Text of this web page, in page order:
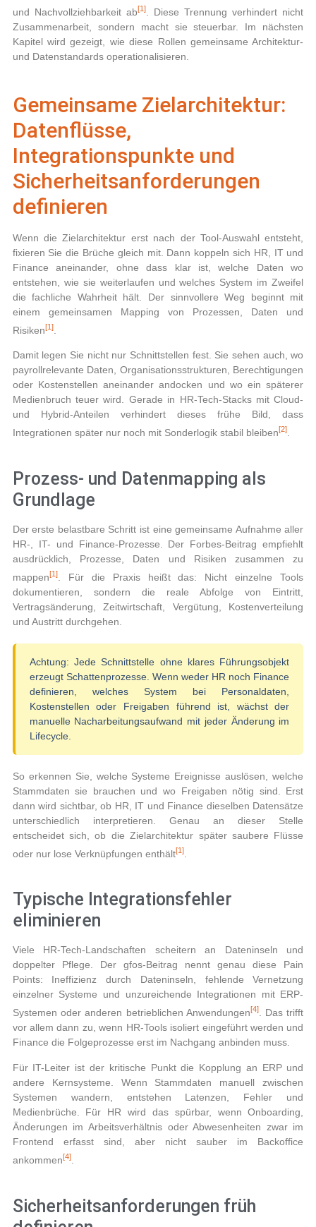
und Nachvollziehbarkeit ab[1]. Diese Trennung verhindert nicht
Zusammenarbeit, sondern macht sie steuerbar. Im nächsten
Kapitel wird gezeigt, wie diese Rollen gemeinsame Architektur-
und Datenstandards operationalisieren.
Gemeinsame Zielarchitektur:
Datenflüsse,
Integrationspunkte und
Sicherheitsanforderungen
definieren
Wenn die Zielarchitektur erst nach der Tool-Auswahl entsteht,
fixieren Sie die Brüche gleich mit. Dann koppeln sich HR, IT und
Finance aneinander, ohne dass klar ist, welche Daten wo
entstehen, wie sie weiterlaufen und welches System im Zweifel
die fachliche Wahrheit hält. Der sinnvollere Weg beginnt mit
einem gemeinsamen Mapping von Prozessen, Daten und
Risiken[1].
Damit legen Sie nicht nur Schnittstellen fest. Sie sehen auch, wo
payrollrelevante Daten, Organisationsstrukturen, Berechtigungen
oder Kostenstellen aneinander andocken und wo ein späterer
Medienbruch teuer wird. Gerade in HR-Tech-Stacks mit Cloud-
und Hybrid-Anteilen verhindert dieses frühe Bild, dass
Integrationen später nur noch mit Sonderlogik stabil bleiben[2].
Prozess- und Datenmapping als
Grundlage
Der erste belastbare Schritt ist eine gemeinsame Aufnahme aller
HR-, IT- und Finance-Prozesse. Der Forbes-Beitrag empfiehlt
ausdrücklich, Prozesse, Daten und Risiken zusammen zu
mappen[1]. Für die Praxis heißt das: Nicht einzelne Tools
dokumentieren, sondern die reale Abfolge von Eintritt,
Vertragsänderung, Zeitwirtschaft, Vergütung, Kostenverteilung
und Austritt durchgehen.
Achtung: Jede Schnittstelle ohne klares Führungsobjekt
erzeugt Schattenprozesse. Wenn weder HR noch Finance
definieren, welches System bei Personaldaten,
Kostenstellen oder Freigaben führend ist, wächst der
manuelle Nacharbeitungsaufwand mit jeder Änderung im
Lifecycle.
So erkennen Sie, welche Systeme Ereignisse auslösen, welche
Stammdaten sie brauchen und wo Freigaben nötig sind. Erst
dann wird sichtbar, ob HR, IT und Finance dieselben Datensätze
unterschiedlich interpretieren. Genau an dieser Stelle
entscheidet sich, ob die Zielarchitektur später saubere Flüsse
oder nur lose Verknüpfungen enthält[1].
Typische Integrationsfehler
eliminieren
Viele HR-Tech-Landschaften scheitern an Dateninseln und
doppelter Pflege. Der gfos-Beitrag nennt genau diese Pain
Points: Ineffizienz durch Dateninseln, fehlende Vernetzung
einzelner Systeme und unzureichende Integrationen mit ERP-
Systemen oder anderen betrieblichen Anwendungen[4]. Das trifft
vor allem dann zu, wenn HR-Tools isoliert eingeführt werden und
Finance die Folgeprozesse erst im Nachgang anbinden muss.
Für IT-Leiter ist der kritische Punkt die Kopplung an ERP und
andere Kernsysteme. Wenn Stammdaten manuell zwischen
Systemen wandern, entstehen Latenzen, Fehler und
Medienbrüche. Für HR wird das spürbar, wenn Onboarding,
Änderungen im Arbeitsverhältnis oder Abwesenheiten zwar im
Frontend erfasst sind, aber nicht sauber im Backoffice
ankommen[4].
Sicherheitsanforderungen früh